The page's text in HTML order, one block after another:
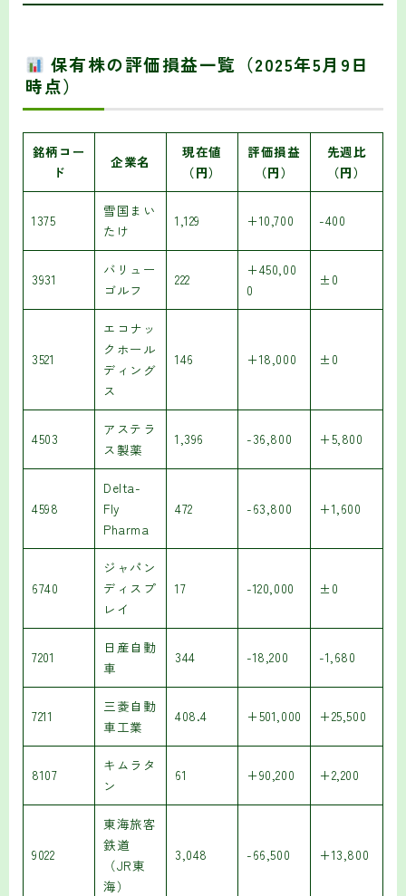
保有株の評価損益一覧（2025年5月9日
時点）
銘柄コー
ド
企業名
現在値
（円）
評価損益
（円）
先週比
（円）
1375
雪国まい
たけ
1,129 +10,700 -400
3931
バリュー
ゴルフ
222
+450,00
0
±0
3521
エコナッ
クホール
ディング
ス
146 +18,000 ±0
4503
アステラ
ス製薬
1,396 -36,800 +5,800
4598
Delta-
Fly
Pharma
472 -63,800 +1,600
6740
ジャパン
ディスプ
レイ
17 -120,000 ±0
7201
日産自動
車
344 -18,200 -1,680
7211
三菱自動
車工業
408.4 +501,000 +25,500
8107
キムラタ
ン
61 +90,200 +2,200
9022
東海旅客
鉄道
（JR東
海）
3,048 -66,500 +13,800